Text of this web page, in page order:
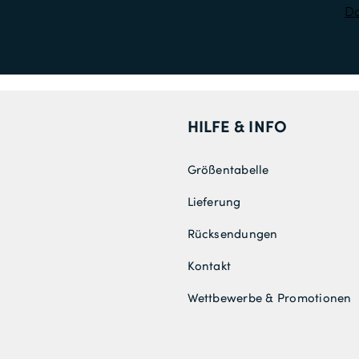
HILFE & INFO
Größentabelle
Lieferung
Rücksendungen
Kontakt
Wettbewerbe & Promotionen